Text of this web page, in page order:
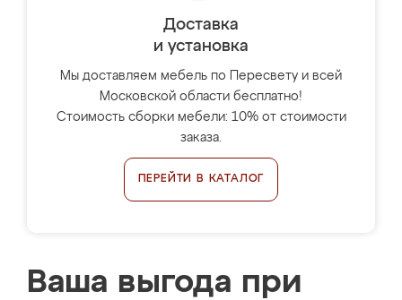
Доставка
и установка
Мы доставляем мебель по Пересвету и всей
Московской области бесплатно!
Стоимость сборки мебели: 10% от стоимости
заказа.
ПЕРЕЙТИ В КАТАЛОГ
Ваша выгода при